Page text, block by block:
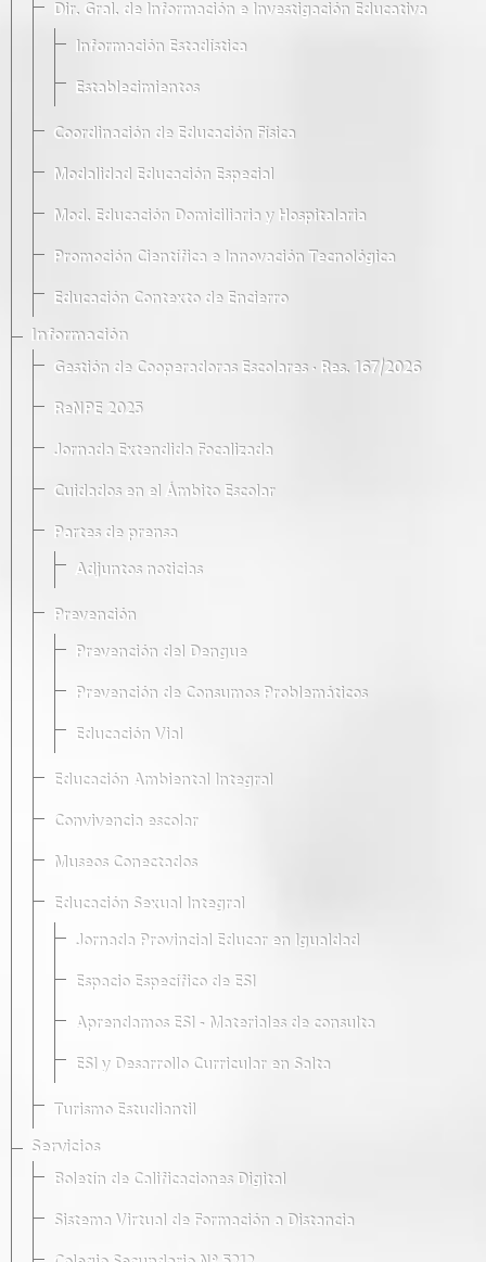
Dir. Gral. de Información e Investigación Educativa
Información Estadística
Establecimientos
Coordinación de Educación Física
Modalidad Educación Especial
Mod. Educación Domiciliaria y Hospitalaria
Promoción Científica e Innovación Tecnológica
Educación Contexto de Encierro
Información
Gestión de Cooperadoras Escolares · Res. 167/2026
ReNPE 2025
Jornada Extendida Focalizada
Cuidados en el Ámbito Escolar
Partes de prensa
Adjuntos noticias
Prevención
Prevención del Dengue
Prevención de Consumos Problemáticos
Educación Vial
Educación Ambiental Integral
Convivencia escolar
Museos Conectados
Educación Sexual Integral
Jornada Provincial Educar en Igualdad
Espacio Específico de ESI
Aprendamos ESI - Materiales de consulta
ESI y Desarrollo Curricular en Salta
Turismo Estudiantil
Servicios
Boletín de Calificaciones Digital
Sistema Virtual de Formación a Distancia